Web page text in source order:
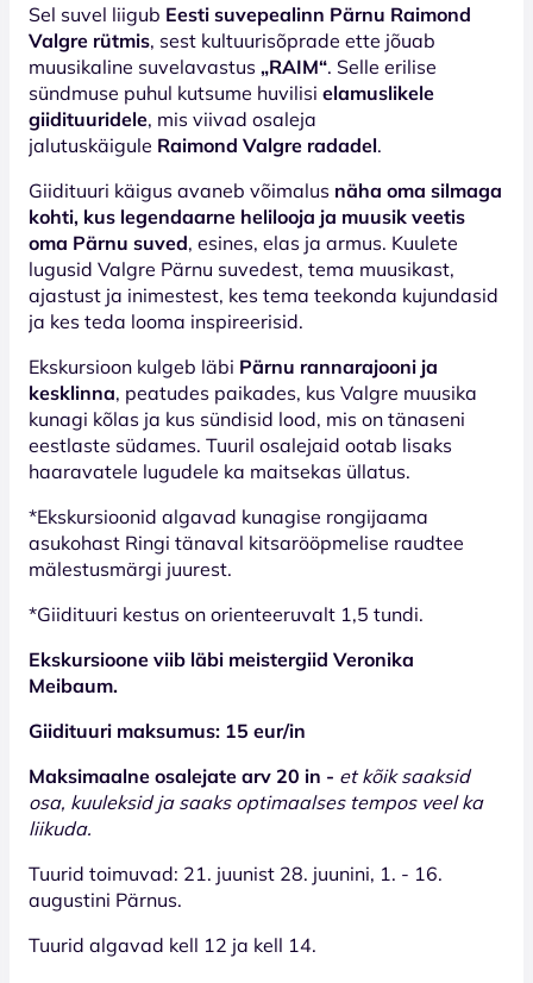
Sel suvel liigub Eesti suvepealinn Pärnu Raimond
Valgre rütmis, sest kultuurisõprade ette jõuab
muusikaline suvelavastus „RAIM“. Selle erilise
sündmuse puhul kutsume huvilisi elamuslikele
giidituuridele, mis viivad osaleja
jalutuskäigule Raimond Valgre radadel.
Giidituuri käigus avaneb võimalus näha oma silmaga
kohti, kus legendaarne helilooja ja muusik veetis
oma Pärnu suved, esines, elas ja armus. Kuulete
lugusid Valgre Pärnu suvedest, tema muusikast,
ajastust ja inimestest, kes tema teekonda kujundasid
ja kes teda looma inspireerisid.
Ekskursioon kulgeb läbi Pärnu rannarajooni ja
kesklinna, peatudes paikades, kus Valgre muusika
kunagi kõlas ja kus sündisid lood, mis on tänaseni
eestlaste südames. Tuuril osalejaid ootab lisaks
haaravatele lugudele ka maitsekas üllatus.
*Ekskursioonid algavad kunagise rongijaama
asukohast Ringi tänaval kitsarööpmelise raudtee
mälestusmärgi juurest.
*Giidituuri kestus on orienteeruvalt 1,5 tundi.
Ekskursioone viib läbi meistergiid Veronika
Meibaum.
Giidituuri maksumus: 15 eur/in
Maksimaalne osalejate arv 20 in - et kõik saaksid
osa, kuuleksid ja saaks optimaalses tempos veel ka
liikuda.
Tuurid toimuvad: 21. juunist 28. juunini, 1. - 16.
augustini Pärnus.
Tuurid algavad kell 12 ja kell 14.